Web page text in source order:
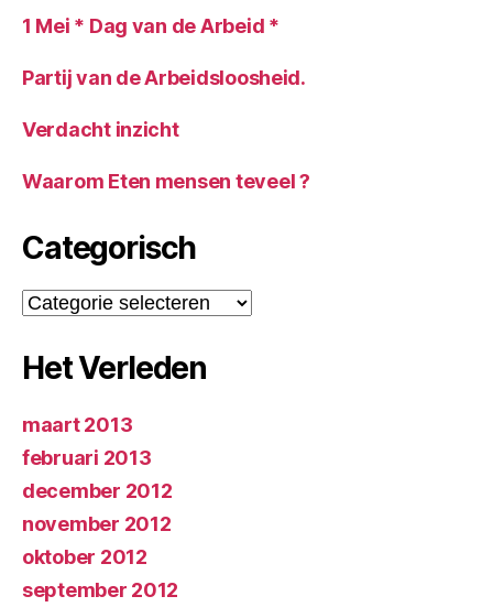
1 Mei * Dag van de Arbeid *
Partij van de Arbeidsloosheid.
Verdacht inzicht
Waarom Eten mensen teveel ?
Categorisch
Categorisch
Het Verleden
maart 2013
februari 2013
december 2012
november 2012
oktober 2012
september 2012